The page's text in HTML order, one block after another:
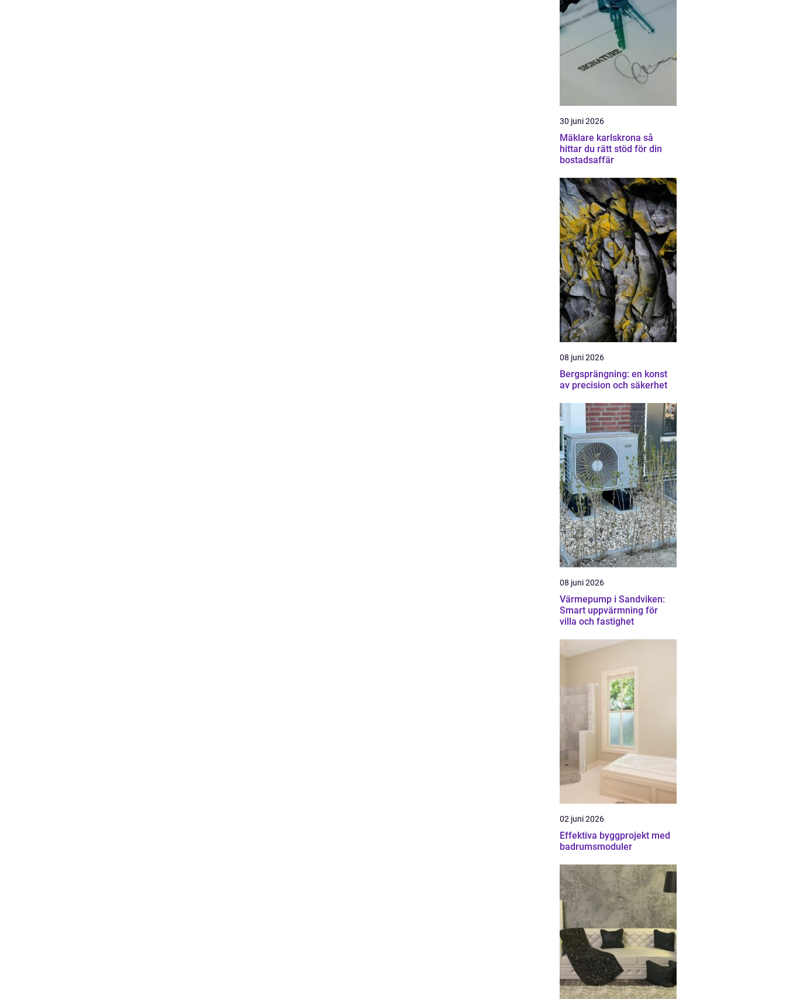
30 juni 2026
Mäklare karlskrona så
hittar du rätt stöd för din
bostadsaffär
08 juni 2026
Bergsprängning: en konst
av precision och säkerhet
08 juni 2026
Värmepump i Sandviken:
Smart uppvärmning för
villa och fastighet
02 juni 2026
Effektiva byggprojekt med
badrumsmoduler